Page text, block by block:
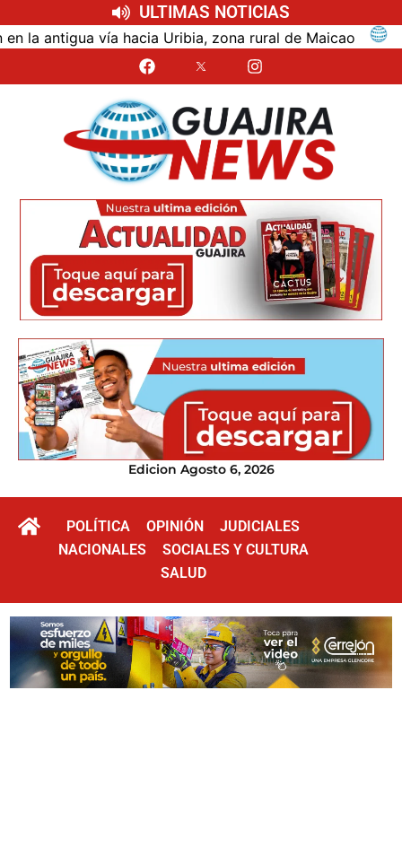
ULTIMAS NOTICIAS
vía hacia Uribia, zona rural de Maicao
Edicion Agosto 6, 2026
POLÍTICA OPINIÓN
JUDICIALES
NACIONALES
SOCIALES Y CULTURA
SALUD